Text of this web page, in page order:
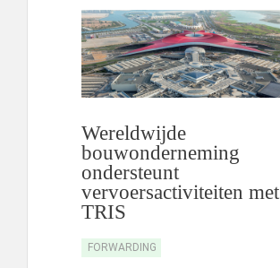
Wereldwijde
bouwonderneming
ondersteunt
vervoersactiviteiten met
TRIS
FORWARDING